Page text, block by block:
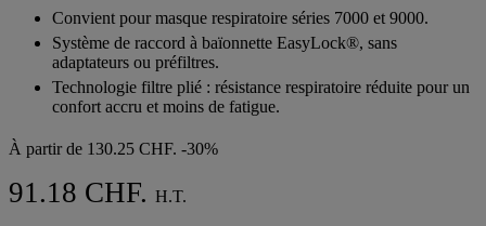
étoiles.
Convient pour masque respiratoire séries 7000 et 9000.
Système de raccord à baïonnette EasyLock®, sans
adaptateurs ou préfiltres.
Technologie filtre plié : résistance respiratoire réduite pour un
confort accru et moins de fatigue.
À partir de 130.25 CHF. -30%
91.18 CHF. H.T.